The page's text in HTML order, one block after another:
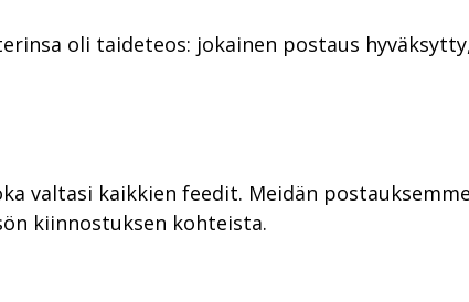
oli taideteos: jokainen postaus
valtasi kaikkien feedit. Meidän
kiinnostuksen kohteista.